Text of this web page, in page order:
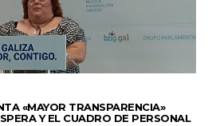
«MAYOR TRANSPARENCIA»
Y EL CUADRO DE PERSONAL